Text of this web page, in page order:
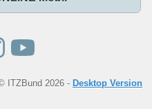
ITZBund 2026 - Desktop Version